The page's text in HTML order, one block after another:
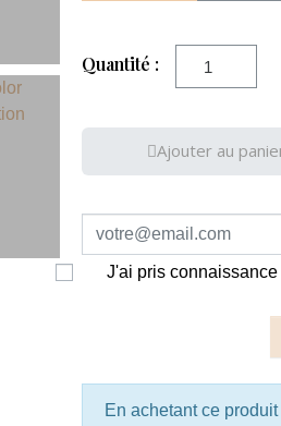
Quantité :
Ajouter au
J'ai pris
En achetant ce